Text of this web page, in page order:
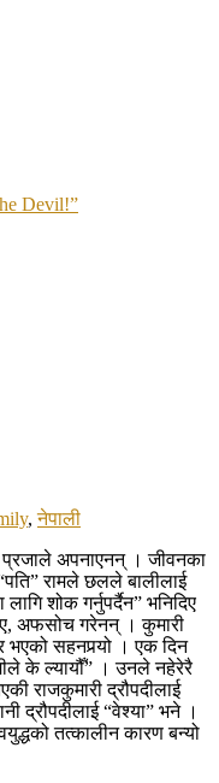
Devil!”
,नेपाली
प्रजाले अपनाएनन् । जीवनका
रामले छलले बालीलाई
शोक गर्नुपर्दैन” भनिदिए
अफसोच गरेनन् । कुमारी
भएको सहनपर्‍यो । एक दिन
के ल्यायौँ” । उनले नहेरेरै
राजकुमारी द्रौपदीलाई
द्रौपदीलाई “वेश्या” भने ।
तत्कालीन कारण बन्यो